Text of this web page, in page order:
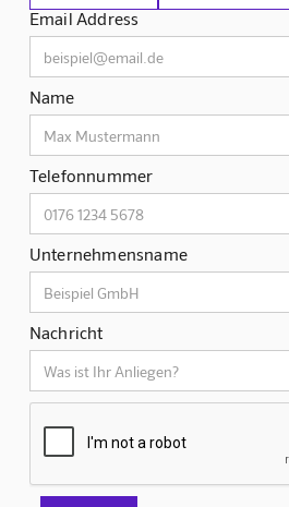
Email Address
Name
Telefonnummer
Unternehmensname
Nachricht